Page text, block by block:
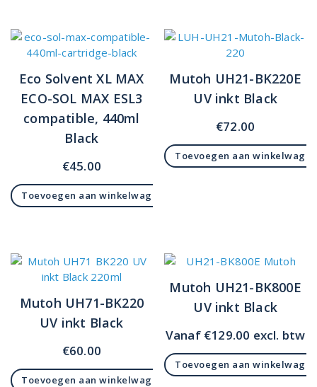
Eco Solvent XL MAX
ECO-SOL MAX ESL3
compatible, 440ml
Black
€45.00
Toevoegen aan winkelwagen
Mutoh UH21-BK220E
UV inkt Black
€72.00
Toevoegen aan winkelwagen
Mutoh UH71-BK220
UV inkt Black
€60.00
Toevoegen aan winkelwagen
Mutoh UH21-BK800E
UV inkt Black
Vanaf €129.00 excl. btw
Toevoegen aan winkelwagen